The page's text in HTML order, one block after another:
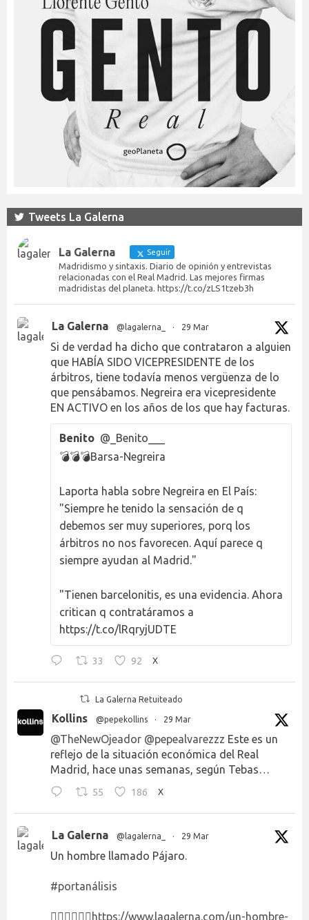
Tweets La Galerna
La Galerna Seguir
Madridismo y sintaxis. Diario de opinión y entrevistas
relacionadas con el Real Madrid. Las mejores firmas
madridistas del planeta. https://t.co/zLS1tzeb3h
La Galerna @lagalerna_ · 29 Mar
Si de verdad ha dicho que contrataron a alguien
que HABÍA SIDO VICEPRESIDENTE de los
árbitros, tiene todavía menos vergüenza de lo
que pensábamos. Negreira era vicepresidente
EN ACTIVO en los años de los que hay facturas.
Benito @_Benito___
💣💣💣Barsa-Negreira
Laporta habla sobre Negreira en El País:
"Siempre he tenido la sensación de q
debemos ser muy superiores, porq los
árbitros no nos favorecen. Aquí parece q
siempre ayudan al Madrid."
"Tienen barcelonitis, es una evidencia. Ahora
critican q contratáramos a
https://t.co/lRqryjUDTE
33 92 X
La Galerna Retuiteado
Kollins @pepekollins · 29 Mar
@TheNewOjeador @pepealvarezzz Este es un
reflejo de la situación económica del Real
Madrid, hace unas semanas, según Tebas…
55 186 X
La Galerna @lagalerna_ · 29 Mar
Un hombre llamado Pájaro.
#portanálisis
👉🏻👉🏻👉🏻 https://www.lagalerna.com/un-hombre-